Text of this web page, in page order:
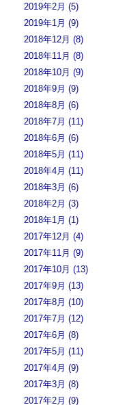
2019年2月 (5)
2019年1月 (9)
2018年12月 (8)
2018年11月 (8)
2018年10月 (9)
2018年9月 (9)
2018年8月 (6)
2018年7月 (11)
2018年6月 (6)
2018年5月 (11)
2018年4月 (11)
2018年3月 (6)
2018年2月 (3)
2018年1月 (1)
2017年12月 (4)
2017年11月 (9)
2017年10月 (13)
2017年9月 (13)
2017年8月 (10)
2017年7月 (12)
2017年6月 (8)
2017年5月 (11)
2017年4月 (9)
2017年3月 (8)
2017年2月 (9)